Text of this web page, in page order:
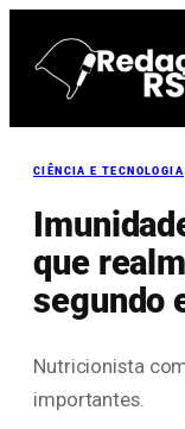
para
CIÊNCIA E TECNOLOGIA
que
segundo
Nutricionista
importantes.